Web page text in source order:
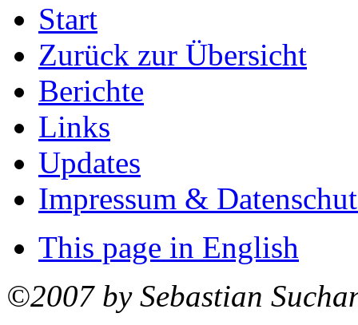
Start
Zurück zur Übersicht
Berichte
Links
Updates
Impressum &
This page in English
©2007 by Sebastian